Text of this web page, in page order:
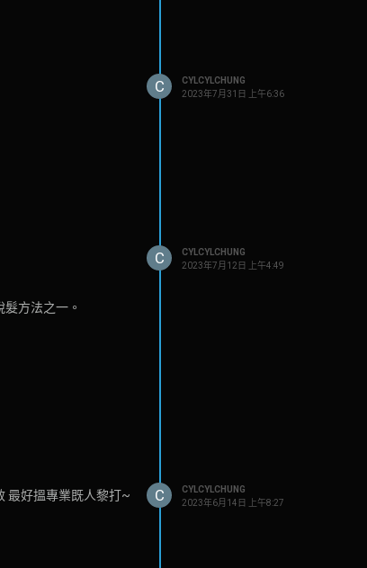
C
CYLCYLCHUNG
2023年7月31日 上午6:36
方法之一。
C
CYLCYLCHUNG
2023年7月12日 上午4:49
最好搵專業既人黎打~
C
CYLCYLCHUNG
2023年6月14日 上午8:27